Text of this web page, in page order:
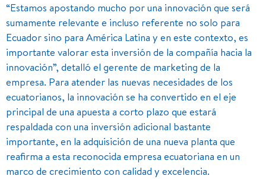
“Estamos apostando mucho por una innovación que será
sumamente relevante e incluso referente no solo para
Ecuador sino para América Latina y en este contexto, es
importante valorar esta inversión de la compañía hacia la
innovación”, detalló el gerente de marketing de la
empresa. Para atender las nuevas necesidades de los
ecuatorianos, la innovación se ha convertido en el eje
principal de una apuesta a corto plazo que estará
respaldada con una inversión adicional bastante
importante, en la adquisición de una nueva planta que
reafirma a esta reconocida empresa ecuatoriana en un
marco de crecimiento con calidad y excelencia.